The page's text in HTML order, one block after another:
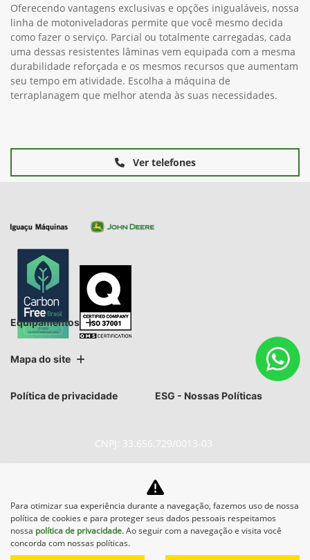
Oferecendo vantagens exclusivas e opções inigualáveis, nossa
linha de motoniveladoras permite que você mesmo decida
como fazer o serviço. Parcial ou totalmente carregadas, cada
uma dessas resistentes lâminas vem equipada com a mesma
durabilidade reforçada e os mesmos recursos que aumentam
seu tempo em atividade. Escolha a máquina de
terraplanagem que melhor atenda às suas necessidades.
Ver telefones
Equipamentos
Mapa do site
Política de privacidade ESG - Nossas Políticas
CNPJ: 33.656.729/0013-03
No trânsito, enxergar o outro
salva vidas.
Para otimizar sua experiência durante a navegação, fazemos uso de nossa
política de cookies e para proteger seus dados pessoais respeitamos
nossa política de privacidade. Ao seguir com a navegação e visita você
concorda com nossas políticas.